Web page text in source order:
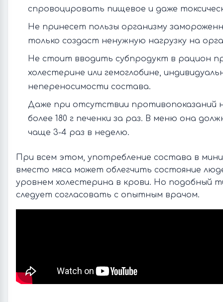
спровоцировать пищевое и даже
Не принесет пользы организму
только создаст ненужную нагрузку на
Не стоит вводить субпродукт в рацион
холестерине или гемоглобине,
непереносимости состава.
Даже при отсутствии противопоказаний
более 180 г печенки за раз. В меню она
чаще 3-4 раз в неделю.
При всем этом, употребление состава в
вместо мяса может облегчить состояние
уровнем холестерина в крови. Но подобный
следует согласовать с опытным врачом.